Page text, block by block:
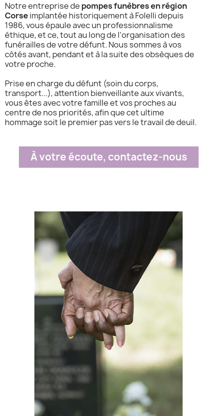
Notre entreprise de pompes funèbres en région
Corseimplantée historiquement à Folelli depuis
1986, vous épaule avec un professionnalisme
éthique, et ce, tout au long de l’organisation des
funérailles de votre défunt. Nous sommes à vos
côtés avant, pendant et à la suite des obsèques de
votre proche.
Prise en charge du défunt (soin du corps,
transport...), attention bienveillante aux vivants,
vous êtes avec votre famille et vos proches au
centre de nos priorités, afin que cet ultime
hommage soit le premier pas vers le travail de deuil.
À votre écoute, contactez-nous